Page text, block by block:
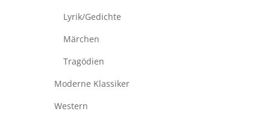
Lyrik/Gedichte
Märchen
Tragödien
Moderne Klassiker
Western